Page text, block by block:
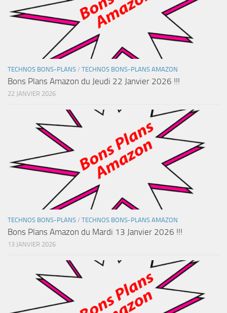
TECHNOS BONS-PLANS / TECHNOS BONS-PLANS AMAZON
Bons Plans Amazon du Jeudi 22 Janvier 2026 !!!
22 JANVIER 2026
TECHNOS BONS-PLANS / TECHNOS BONS-PLANS AMAZON
Bons Plans Amazon du Mardi 13 Janvier 2026 !!!
13 JANVIER 2026